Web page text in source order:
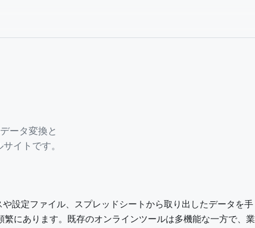
ータ変換と
イトです。
設定ファイル、スプレッドシートから取り出したデータを手
にあります。既存のオンラインツールは多機能な一方で、業